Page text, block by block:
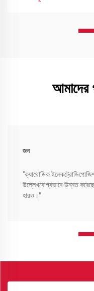
আমাদের
জন
"ক্যাথোডিক
উল্লেখযোগ্যভাবে উন্নত
হারও।"